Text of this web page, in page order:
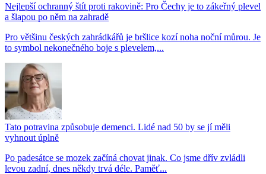
Nejlepší ochranný štít proti rakovině: Pro Čechy je to zákeřný plevel
a šlapou po něm na zahradě
Pro většinu českých zahrádkářů je bršlice kozí noha noční můrou. Je
to symbol nekonečného boje s plevelem,...
Tato potravina způsobuje demenci. Lidé nad 50 by se jí měli
vyhnout úplně
Po padesátce se mozek začíná chovat jinak. Co jsme dřív zvládli
levou zadní, dnes někdy trvá déle. Paměť...